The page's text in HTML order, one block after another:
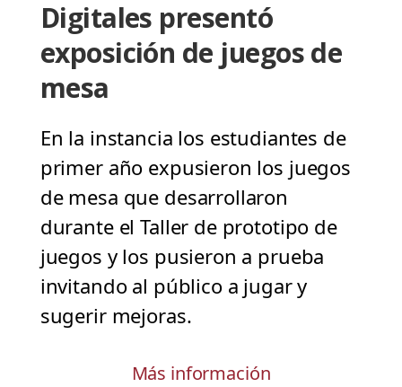
Digitales presentó
exposición de juegos de
mesa
En la instancia los estudiantes de
primer año expusieron los juegos
de mesa que desarrollaron
durante el Taller de prototipo de
juegos y los pusieron a prueba
invitando al público a jugar y
sugerir mejoras.
Más información